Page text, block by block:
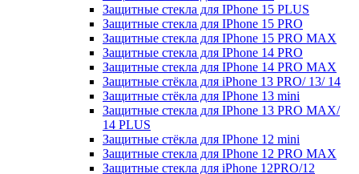
Защитные стекла для IPhone 15 PLUS
Защитные стекла для IPhone 15 PRO
Защитные стекла для IPhone 15 PRO MAX
Защитные стекла для IPhone 14 PRO
Защитные стекла для IPhone 14 PRO MAX
Защитные стёкла для iPhone 13 PRO/ 13/ 14
Защитные стёкла для IPhone 13 mini
Защитные стекла для IPhone 13 PRO MAX/
14 PLUS
Защитные стёкла для IPhone 12 mini
Защитные стекла для IPhone 12 PRO MAX
Защитные стекла для iPhone 12PRO/12